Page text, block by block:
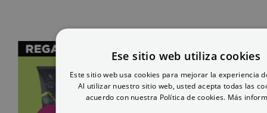
Ese sitio web utiliza cookies
Este sitio web usa cookies para mejorar la experiencia
Al utilizar nuestro sitio web, usted acepta todas las
acuerdo con nuestra Política de cookies. Más